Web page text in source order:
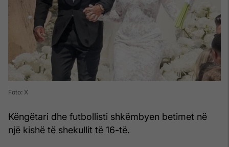
Foto: X
Këngëtari dhe futbollisti shkëmbyen betimet në
një kishë të shekullit të 16-të.